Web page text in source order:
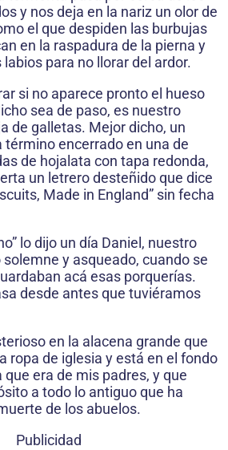
y nos deja en la nariz un olor de
el que despiden las burbujas
en la raspadura de la pierna y
para no llorar del ardor.
si no aparece pronto el hueso
sea de paso, es nuestro
de galletas. Mejor dicho, un
encerrado en una de
de hojalata con tapa redonda,
un letrero desteñido que dice
Made in England” sin fecha
lo dijo un día Daniel, nuestro
y asqueado, cuando se
acá esas porquerías.
desde antes que tuviéramos
en la alacena grande que
ropa de iglesia y está en el fondo
era de mis padres, y que
a todo lo antiguo que ha
de los abuelos.
Publicidad